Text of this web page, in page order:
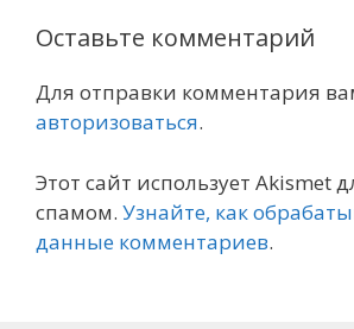
Оставьте комментарий
Для отправки комментария
авторизоваться.
Этот сайт использует Akismet
спамом. Узнайте, как
данные комментариев.